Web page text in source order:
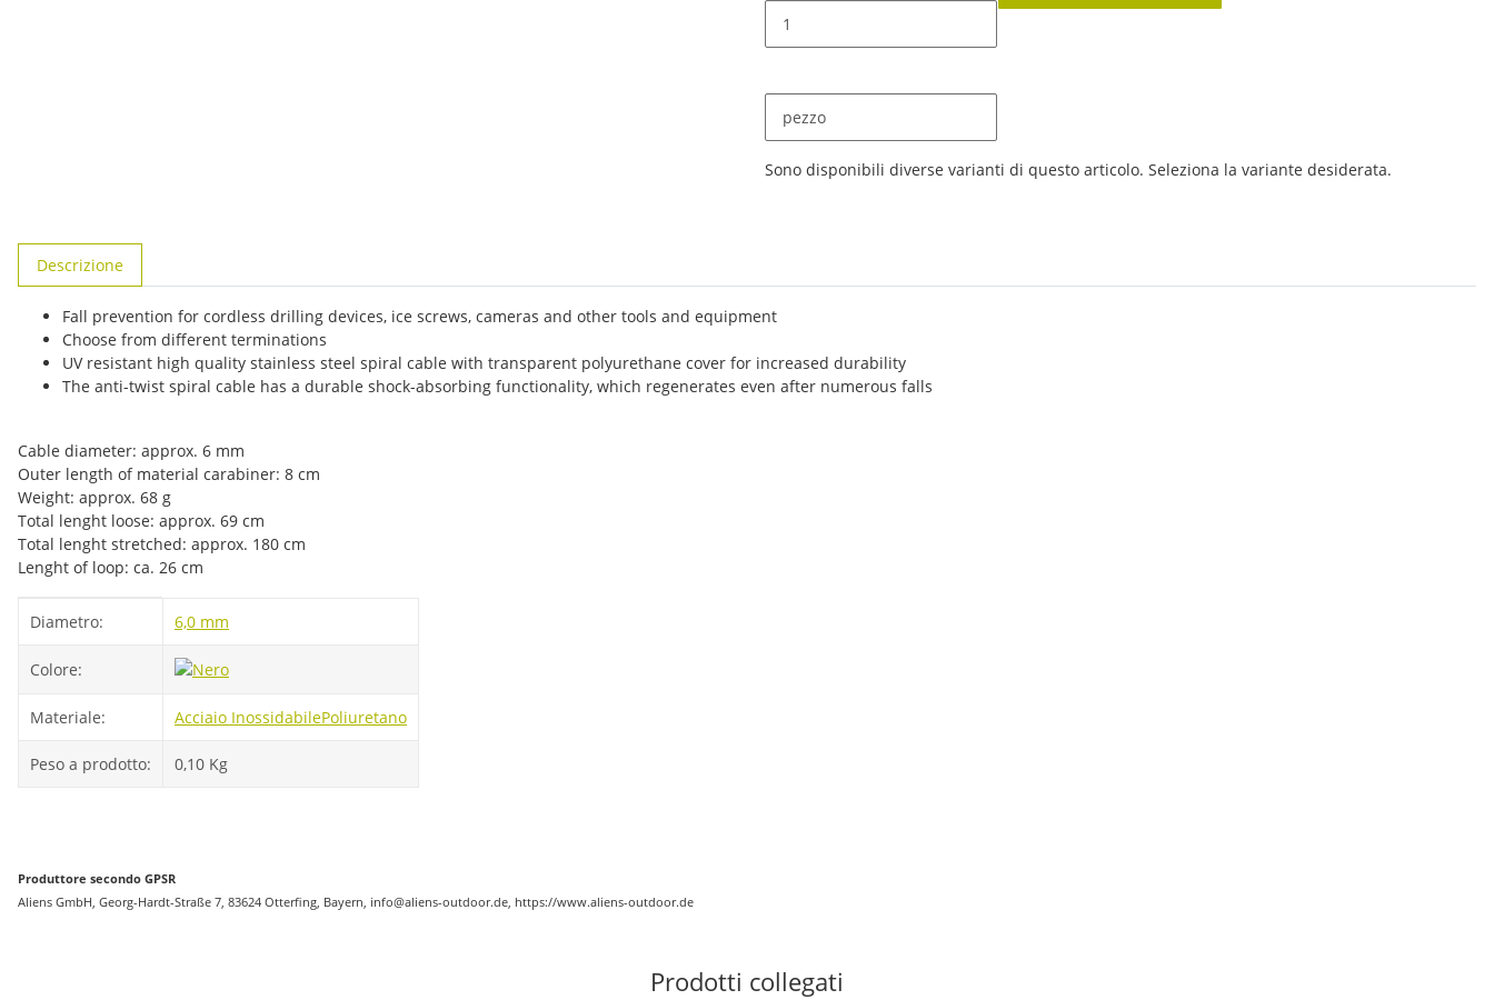
pezzo
x
Sono disponibili diverse varianti di questo articolo. Seleziona la variante desiderata.
Descrizione
Fall prevention for cordless drilling devices, ice screws, cameras and other tools and equipment
Choose from different terminations
UV resistant high quality stainless steel spiral cable with transparent polyurethane cover for increased durability
The anti-twist spiral cable has a durable shock-absorbing functionality, which regenerates even after numerous falls
Cable diameter: approx. 6 mm
Outer length of material carabiner: 8 cm
Weight: approx. 68 g
Total lenght loose: approx. 69 cm
Total lenght stretched: approx. 180 cm
Lenght of loop: ca. 26 cm
Diametro: 6,0 mm
Colore:
Materiale: Acciaio InossidabilePoliuretano
Peso a prodotto: 0,10 Kg
Produttore secondo GPSR
Aliens GmbH, Georg-Hardt-Straße 7, 83624 Otterfing, Bayern, info@aliens-outdoor.de, https://www.aliens-outdoor.de
Prodotti collegati